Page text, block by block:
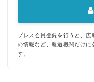
プレス会員登録を行うと、広
の情報など、報道機関だけに
す。